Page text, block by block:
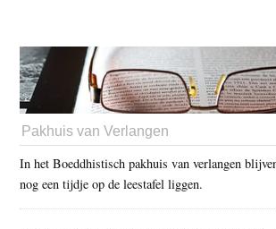
Pakhuis van Verlangen
In het Boeddhistisch pakhuis van verlangen
nog een tijdje op de leestafel liggen.